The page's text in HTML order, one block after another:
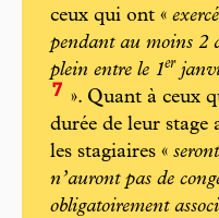
ceux qui ont «
pendant au moins 2
plein entre le 1er
7 ». Quant à ceux
durée de leur stage
les stagiaires «
n’auront pas de
obligatoirement